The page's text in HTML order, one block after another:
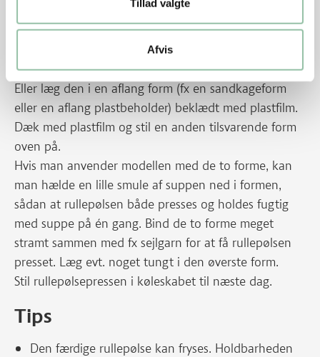
Tillad valgte
Afvis
køle af i suppen 15-20 min.
Tag rullepølsen op af gryden og læg den i pres i en
rullepølsepresse.
Eller læg den i en aflang form (fx en sandkageform
eller en aflang plastbeholder) beklædt med plastfilm.
Dæk med plastfilm og stil en anden tilsvarende form
oven på.
Hvis man anvender modellen med de to forme, kan
man hælde en lille smule af suppen ned i formen,
sådan at rullepølsen både presses og holdes fugtig
med suppe på én gang. Bind de to forme meget
stramt sammen med fx sejlgarn for at få rullepølsen
presset. Læg evt. noget tungt i den øverste form.
Stil rullepølsepressen i køleskabet til næste dag.
Tips
Den færdige rullepølse kan fryses. Holdbarheden